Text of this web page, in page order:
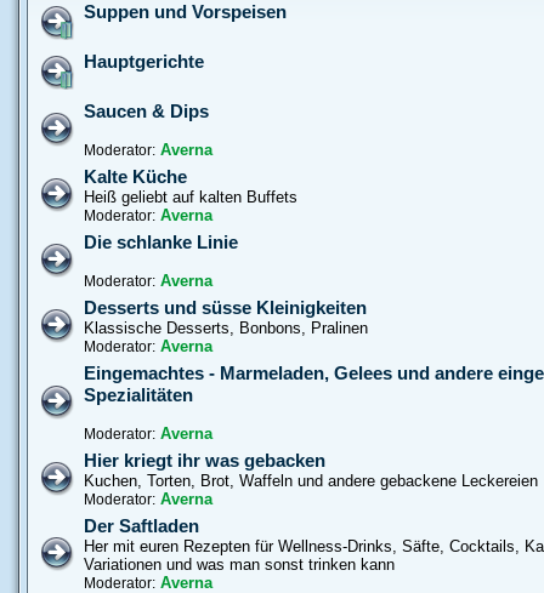
Suppen und Vorspeisen
Hauptgerichte
Saucen & Dips
Moderator: Averna
Kalte Küche
Heiß geliebt auf kalten Buffets
Moderator: Averna
Die schlanke Linie
Moderator: Averna
Desserts und süsse Kleinigkeiten
Klassische Desserts, Bonbons, Pralinen
Moderator: Averna
Eingemachtes - Marmeladen, Gelees und andere
Spezialitäten
Moderator: Averna
Hier kriegt ihr was gebacken
Kuchen, Torten, Brot, Waffeln und andere gebackene Leckereien
Moderator: Averna
Der Saftladen
Her mit euren Rezepten für Wellness-Drinks, Säfte, Cocktails,
Variationen und was man sonst trinken kann
Moderator: Averna